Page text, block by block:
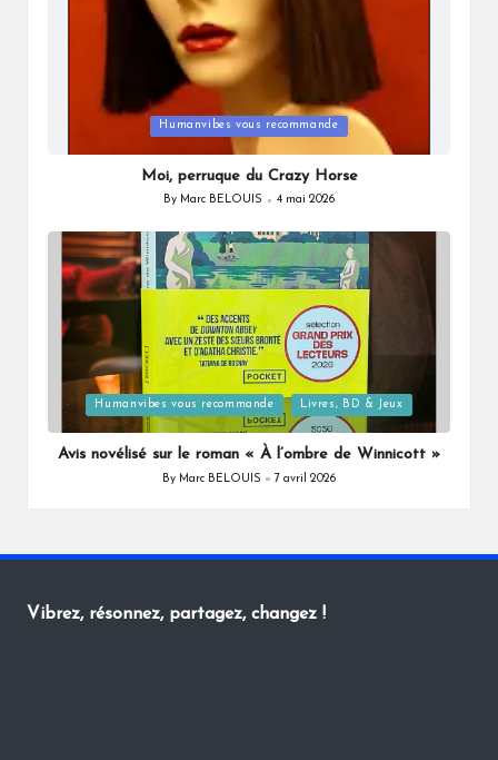
Humanvibes vous recommande
Moi, perruque du Crazy Horse
Posted
By Marc BELOUIS 4 mai 2026
Posted
in
Humanvibes vous recommande Livres, BD & Jeux
Avis novélisé sur le roman « À l’ombre de Winnicott »
Posted
By Marc BELOUIS 7 avril 2026
Vibrez, résonnez, partagez, changez !